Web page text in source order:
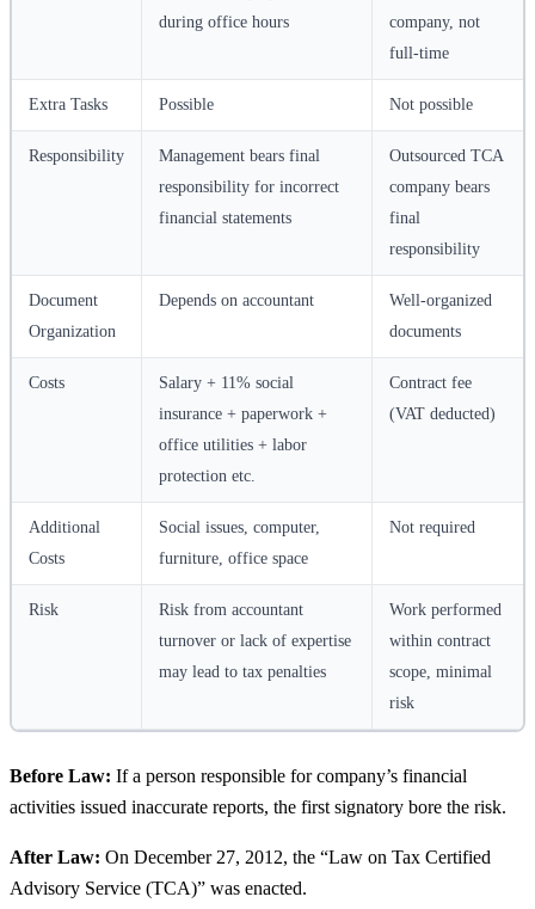
during office hours
company, not
full-time
Extra Tasks Possible Not possible
Responsibility
Management bears final
responsibility for incorrect
financial statements
Outsourced TCA
company bears
final
responsibility
Document
Organization
Depends on accountant
Well-organized
documents
Costs
Salary + 11% social
insurance + paperwork +
office utilities + labor
protection etc.
Contract fee
(VAT deducted)
Additional
Costs
Social issues, computer,
furniture, office space
Not required
Risk
Risk from accountant
turnover or lack of expertise
may lead to tax penalties
Work performed
within contract
scope, minimal
risk
Before Law: If a person responsible for company’s financial
activities issued inaccurate reports, the first signatory bore the risk.
After Law: On December 27, 2012, the “Law on Tax Certified
Advisory Service (TCA)” was enacted.